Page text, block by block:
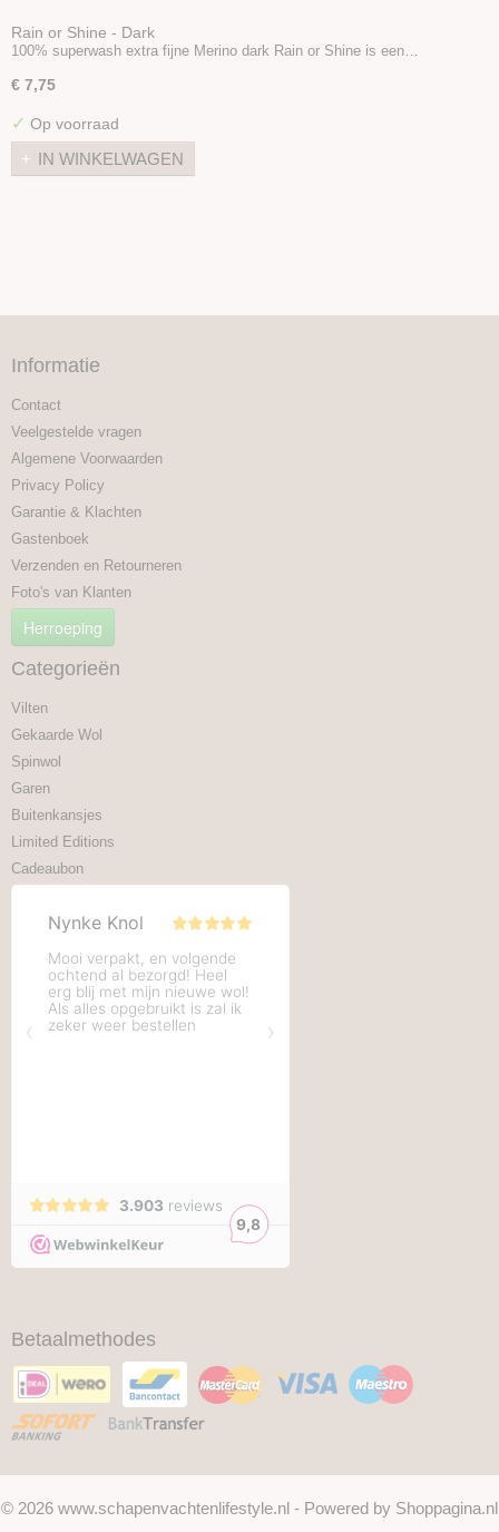
Rain or Shine - Dark
100% superwash extra fijne Merino dark Rain or Shine is een…
€ 7,75
✓ Op voorraad
IN WINKELWAGEN
Informatie
Contact
Veelgestelde vragen
Algemene Voorwaarden
Privacy Policy
Garantie & Klachten
Gastenboek
Verzenden en Retourneren
Foto's van Klanten
Herroeping
Categorieën
Vilten
Gekaarde Wol
Spinwol
Garen
Buitenkansjes
Limited Editions
Cadeaubon
Betaalmethodes
© 2026 www.schapenvachtenlifestyle.nl - Powered by Shoppagina.nl